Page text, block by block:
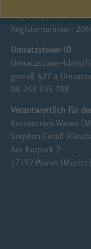
Registergericht:
Registernummer:
Umsatzsteuer-ID
Umsatzsteuer-
gemäß §27 a
DE 269 935 788
Verantwortlich für
Kurzentrum Waren
Stephan Gesell
Am Kurpark 2
17192 Waren (Müritz)